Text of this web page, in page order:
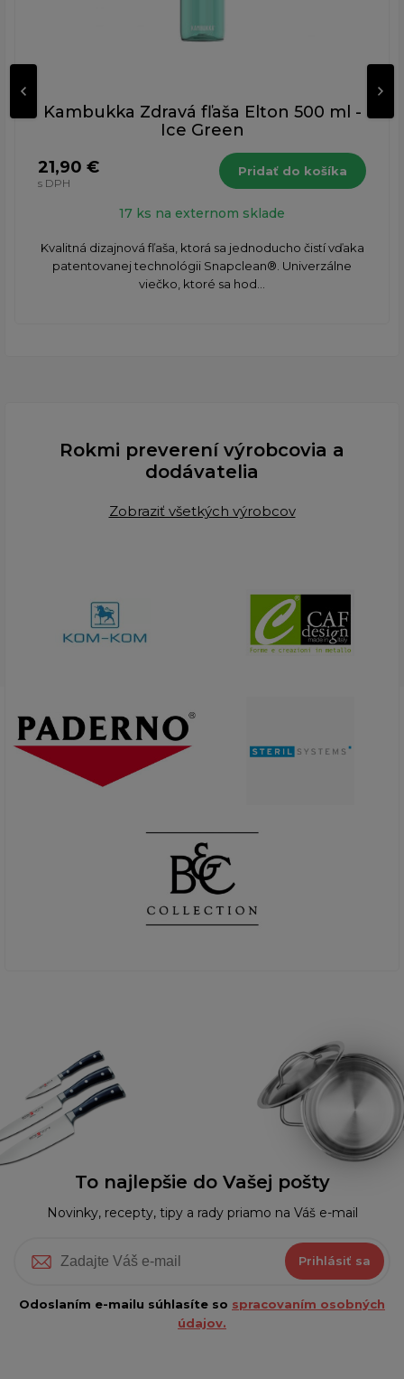
Kambukka Zdravá fľaša Elton 500 ml -
Ice Green
21,90 €
s DPH
Pridať do košíka
17 ks na externom sklade
Kvalitná dizajnová fľaša, ktorá sa jednoducho čistí vďaka
patentovanej technológii Snapclean®. Univerzálne
viečko, ktoré sa hod...
Rokmi preverení výrobcovia a
dodávatelia
Zobraziť všetkých výrobcov
To najlepšie do Vašej pošty
Novinky, recepty, tipy a rady priamo na Váš e-mail
Prihlásiť sa
Odoslaním e-mailu súhlasíte so spracovaním osobných
údajov.